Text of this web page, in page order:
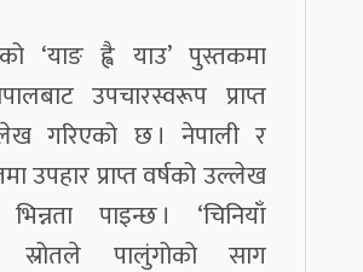
‘याङ ह्वै याउ’ पुस्तकमा
उपचारस्वरूप प्राप्त
गरिएको छ । नेपाली र
उपहार प्राप्त वर्षको उल्लेख
पाइन्छ । ‘चिनियाँ
स्रोतले पालुंगोको साग